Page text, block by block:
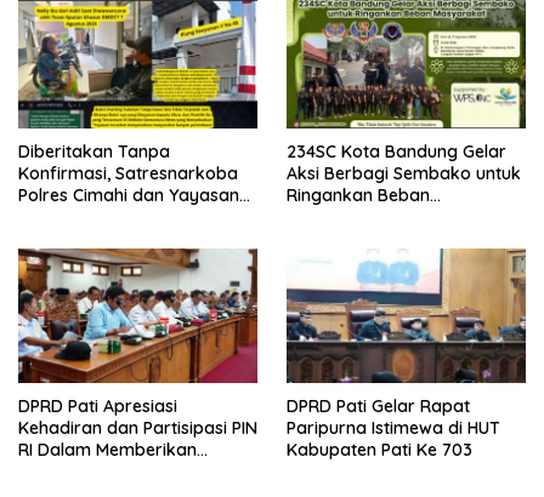
Diberitakan Tanpa
Konfirmasi, Satresnarkoba
Polres Cimahi dan Yayasan
234SC Kota Bandung Gelar
Aksi Berbagi Sembako untuk
Ringankan Beban
DPRD Pati Apresiasi
Kehadiran dan Partisipasi PIN
RI Dalam Memberikan
DPRD Pati Gelar Rapat
Paripurna Istimewa di HUT
Kabupaten Pati Ke 703